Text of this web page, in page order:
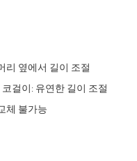
리 옆에서 길이 조절
코걸이: 유연한 길이 조절
체 불가능